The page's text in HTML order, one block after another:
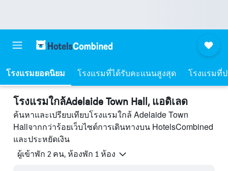
โรงแรมยอดนิยม โรงแรมที่ได้รับคะแนนสูงสุด โรงแรมที่
โรงแรมใกล้Adelaide Town Hall, แอดิเลด
ค้นหาและเปรียบเทียบโรงแรมใกล้ Adelaide Town
Hallจากกว่าร้อยเว็บไซต์การเดินทางบน HotelsCombined
และประหยัดเงิน
ผู้เข้าพัก 2 คน, ห้องพัก 1 ห้อง